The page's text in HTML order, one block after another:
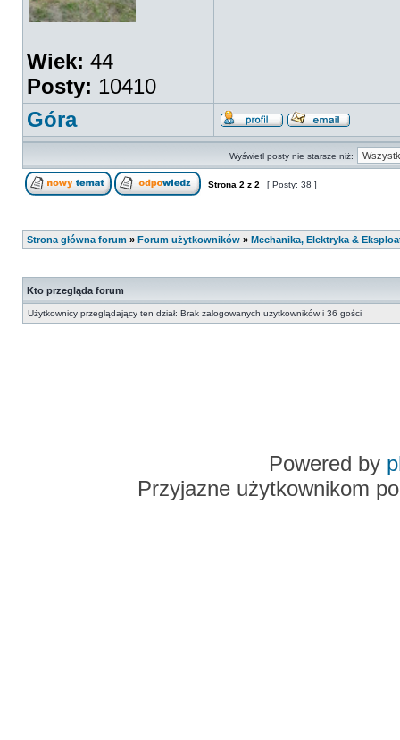
Wiek: 44
Posty: 10410
Góra
Wyświetl posty nie starsze niż:
Strona 2 z 2 [ Posty: 38 ]
Strona główna forum » Forum użytkowników » Mechanika, Elektryka &
Kto przegląda forum
Użytkownicy przeglądający ten dział: Brak zalogowanych użytkowników i 36 gości
Powered by
Przyjazne użytkownikom